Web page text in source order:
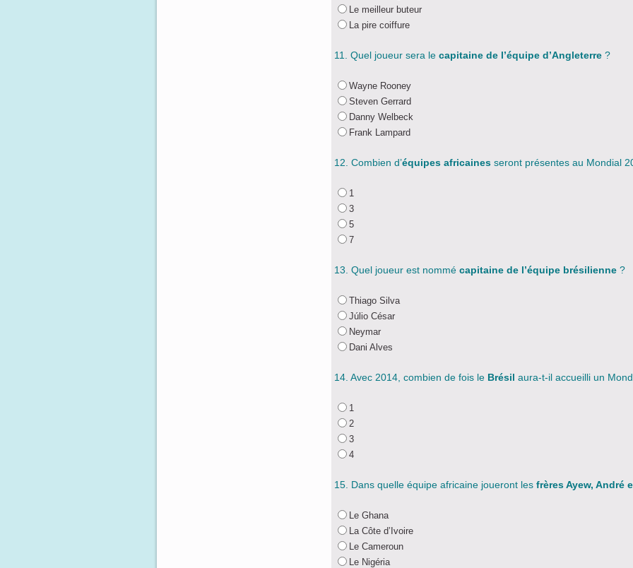
Le meilleur buteur
La pire coiffure
11. Quel joueur sera le capitaine de l’équipe d’Angleterre ?
Wayne Rooney
Steven Gerrard
Danny Welbeck
Frank Lampard
12. Combien d’équipes africaines seront présentes au Mondial
1
3
5
7
13. Quel joueur est nommé capitaine de l’équipe brésilienne ?
Thiago Silva
Júlio César
Neymar
Dani Alves
14. Avec 2014, combien de fois le Brésil aura-t-il accueilli un
1
2
3
4
15. Dans quelle équipe africaine joueront les frères Ayew, André
Le Ghana
La Côte d’Ivoire
Le Cameroun
Le Nigéria